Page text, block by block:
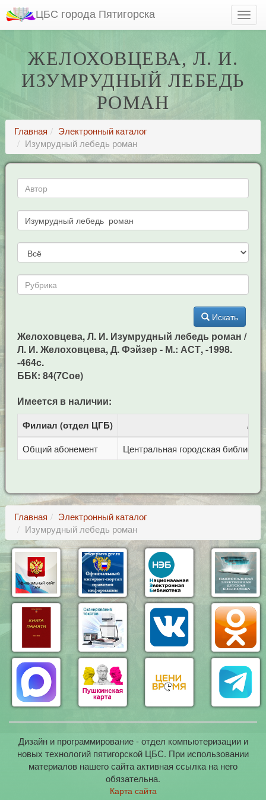
ЦБС города Пятигорска
ЖЕЛОХОВЦЕВА, Л. И.
ИЗУМРУДНЫЙ ЛЕБЕДЬ
РОМАН
Главная
Электронный каталог
Изумрудный лебедь роман
Искать
Желоховцева, Л. И. Изумрудный лебедь роман /
Л. И. Желоховцева, Д. Фэйзер - М.: АСТ, -1998.
-464c.
ББК: 84(7Сое)
Имеется в наличии:
Филиал (отдел ЦГБ)
Общий абонемент Центральная городская
Главная
Электронный каталог
Изумрудный лебедь роман
Дизайн и программирование - отдел компьютеризации и
новых технологий пятигорской ЦБС. При использовании
материалов нашего сайта активная ссылка на него
обязательна.
Карта сайта